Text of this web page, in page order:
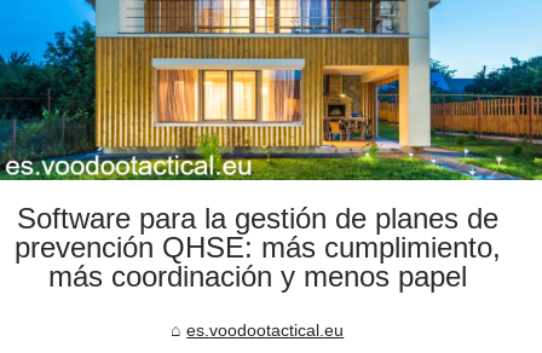
Software para la gestión de planes de
prevención QHSE: más cumplimiento,
más coordinación y menos papel
es.voodootactical.eu